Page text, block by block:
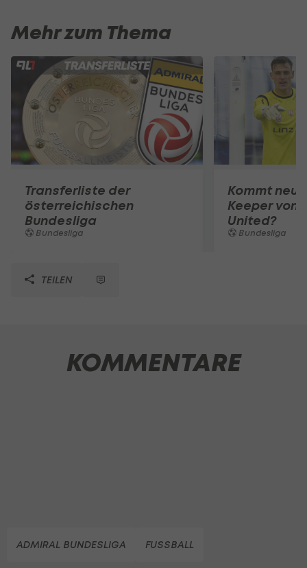
Mehr zum Thema
Transferliste der
österreichischen
Bundesliga
Bundesliga
Kommt
Keeper von
United?
Bundesliga
TEILEN
KOMMENTARE
ADMIRAL BUNDESLIGA FUSSBALL